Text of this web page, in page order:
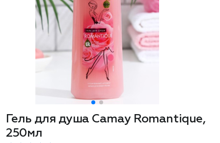
Гель для душа Camay Romantique,
250мл